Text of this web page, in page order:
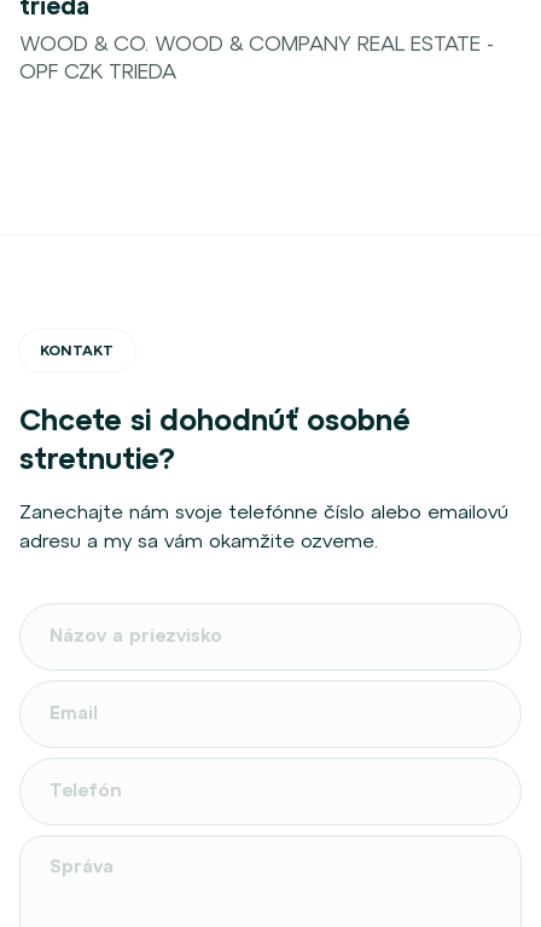
WOOD & CO. WOOD & COMPANY REAL ESTATE -
OPF CZK TRIEDA
KONTAKT
Chcete si dohodnúť osobné
stretnutie?
Zanechajte nám svoje telefónne číslo alebo emailovú
adresu a my sa vám okamžite ozveme.